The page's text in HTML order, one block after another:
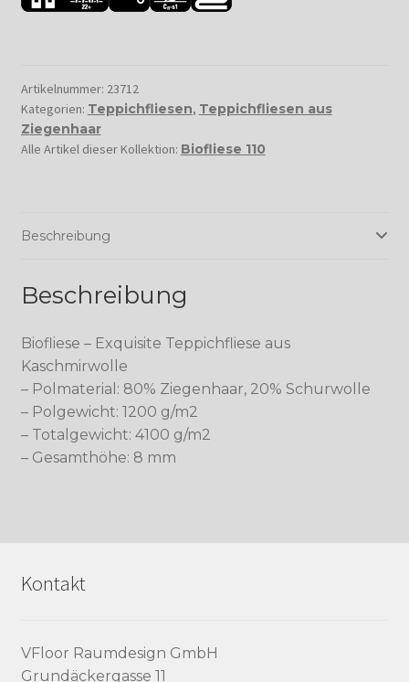
Artikelnummer: 23712
Kategorien: Teppichfliesen, Teppichfliesen aus
Ziegenhaar
Alle Artikel dieser Kollektion: Biofliese 110
Beschreibung
Beschreibung
Biofliese – Exquisite Teppichfliese aus
Kaschmirwolle
– Polmaterial: 80% Ziegenhaar, 20% Schurwolle
– Polgewicht: 1200 g/m2
– Totalgewicht: 4100 g/m2
– Gesamthöhe: 8 mm
Kontakt
VFloor Raumdesign GmbH
Grundäckergasse 11